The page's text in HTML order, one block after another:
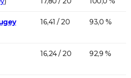
16,41 / 20 93,0 %
16,24 / 20 92,9 %